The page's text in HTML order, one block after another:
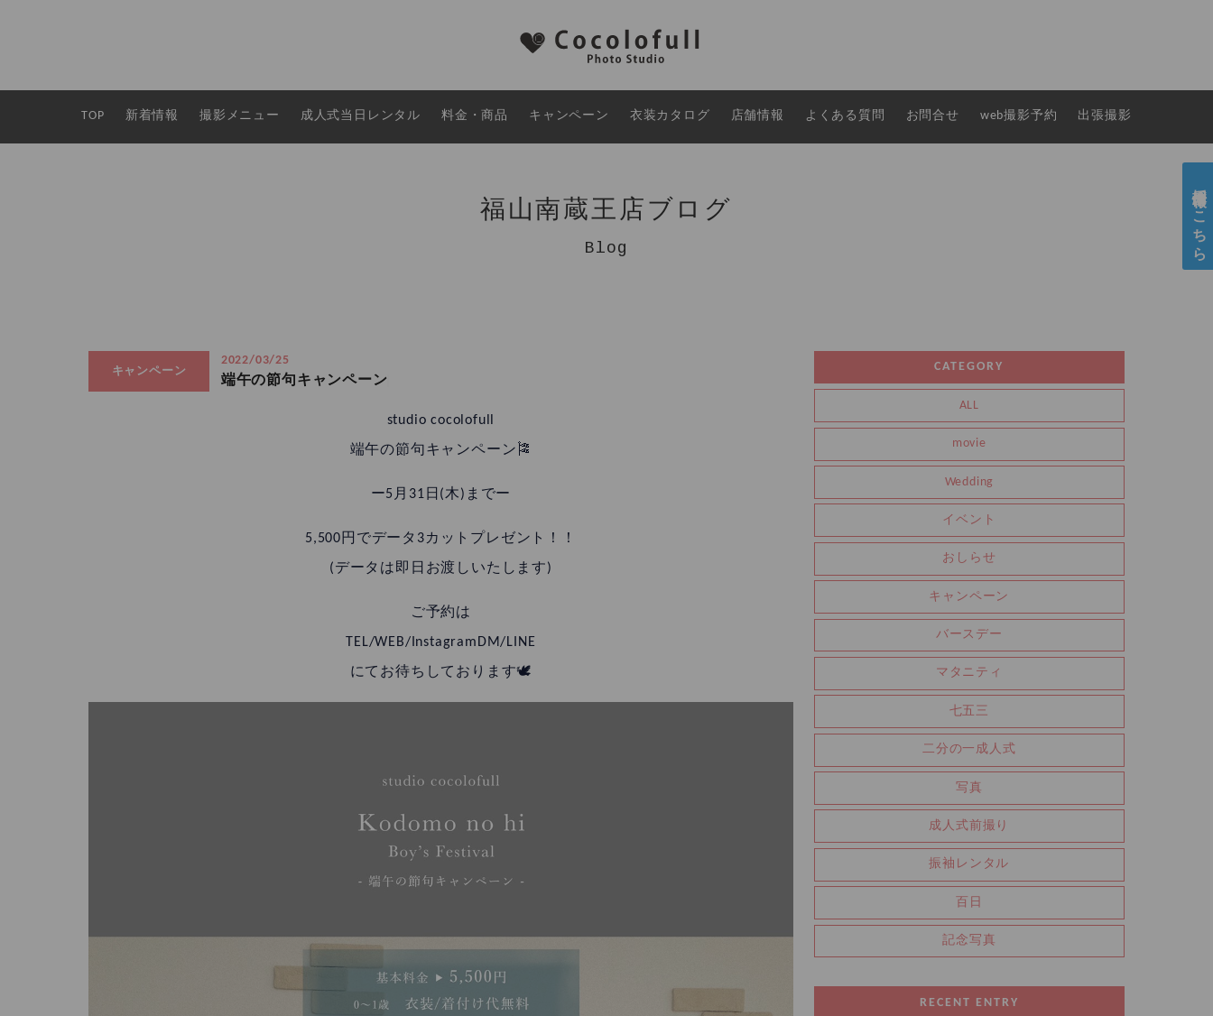
TOP 新着情報 撮影メニュー 成人式当日レンタル 料金・商品 キャンペーン 衣装カタログ 店舗情報 よくある質問 お問合せ web撮影予約 出張撮影
福山南蔵王店ブログ
Blog
キャンペーン
2022/03/25
端午の節句キャンペーン♩
studio cocolofull
端午の節句キャンペーン🎏
ー5月31日(木)までー
5,500円でデータ3カットプレゼント！！
(データは即日お渡しいたします)
ご予約は
TEL/WEB/InstagramDM/LINE
にてお待ちしております🕊
CATEGORY
ALL
movie
Wedding
イベント
おしらせ
キャンペーン
バースデー
マタニティ
七五三
二分の一成人式
写真
成人式前撮り
振袖レンタル
百日
記念写真
RECENT ENTRY
採用情報はこちら